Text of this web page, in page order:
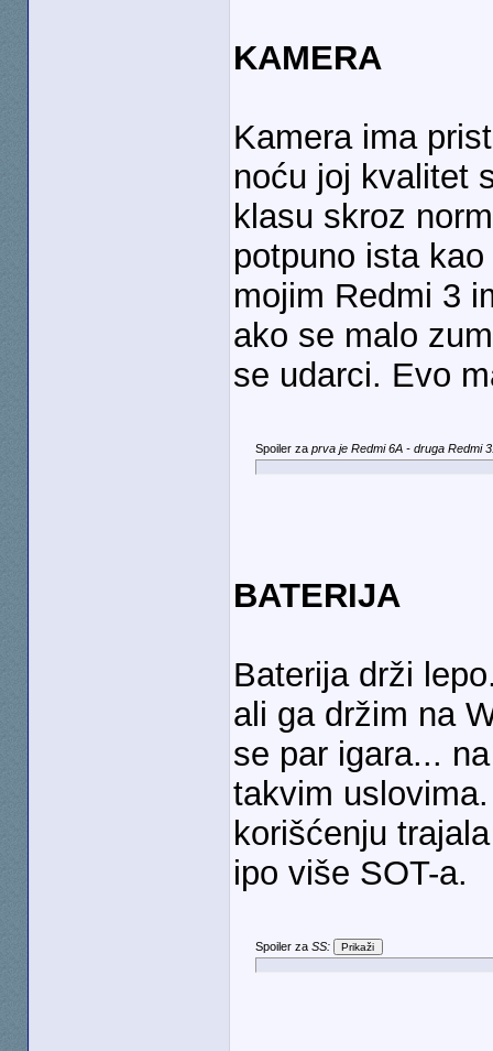
KAMERA
Kamera ima
noću joj kvalitet
klasu skroz
potpuno ista
mojim Redmi 3
ako se malo
se udarci. Evo
Spoiler za prva je Redmi 6A - druga Redmi
BATERIJA
Baterija drži
ali ga držim na
se par igara...
takvim
korišćenju
ipo više SOT-a.
Spoiler za SS: